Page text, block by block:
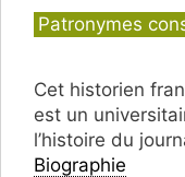
Catégories
Patronymes
Cet historien
est un
l’histoire du
Biographie